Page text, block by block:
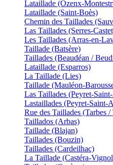
Lataillade (Ozenx-
Lataillade (Saint-Boès)
Chemin des Taillades
Las Taillades (Serres-
Les Taillades (Arras-en-
Taillade (Batsère)
Taillades (Beaudéan /
Lataillade (Esparros)
La Taillade (Lies)
Taillade (Mauléon-
Las Taillades (Peyret-
Lastaillades (Peyret-Saint-
Rue des Taillades (Tarbes /
Taillados (Arbas)
Taillade (Blajan)
Taillades (Bouzin)
Taillades (Cardeilhac)
La Taillade (Castéra-